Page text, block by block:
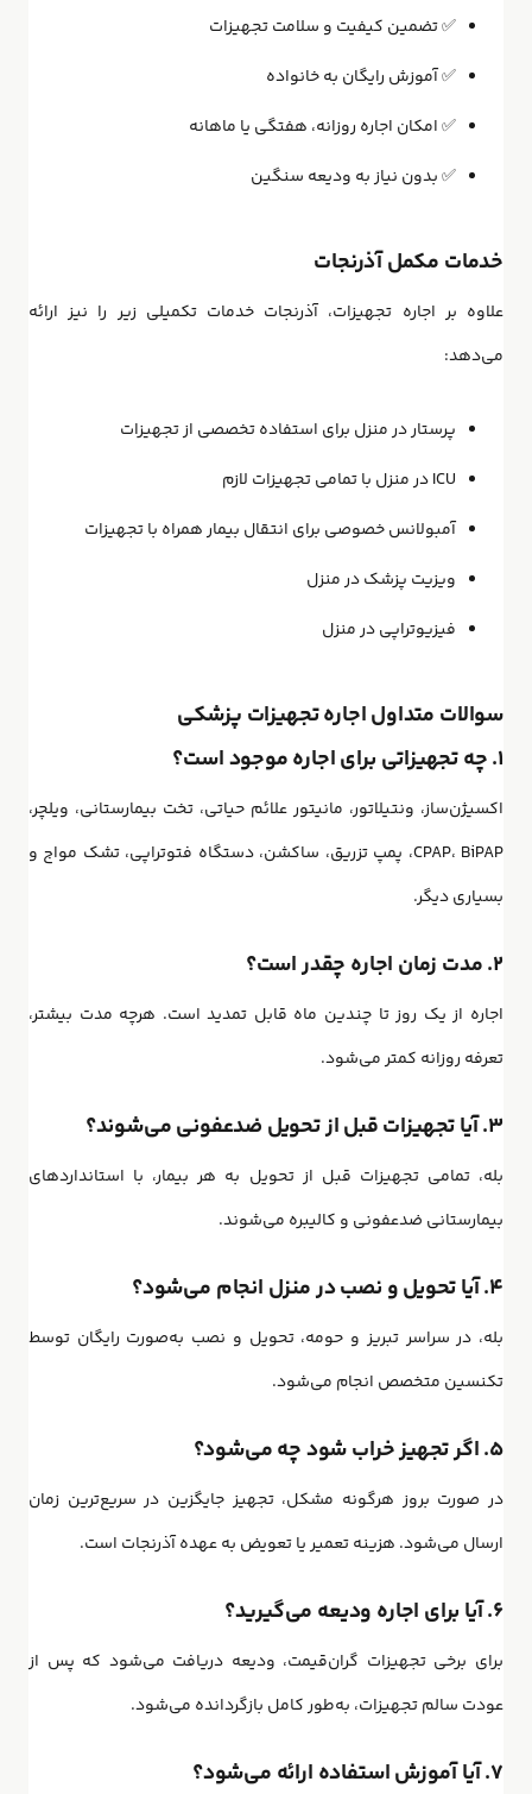
✅ تضمین کیفیت و سلامت تجهیزات
✅ آموزش رایگان به خانواده
✅ امکان اجاره روزانه، هفتگی یا ماهانه
✅ بدون نیاز به ودیعه سنگین
خدمات مکمل آذرنجات
علاوه بر اجاره تجهیزات، آذرنجات خدمات تکمیلی زیر را نیز ارائه
می‌دهد:
پرستار در منزل برای استفاده تخصصی از تجهیزات
ICU در منزل
با تمامی تجهیزات لازم
آمبولانس خصوصی برای انتقال بیمار همراه با تجهیزات
ویزیت پزشک در منزل
فیزیوتراپی در منزل
سوالات متداول اجاره تجهیزات پزشکی
۱. چه تجهیزاتی برای اجاره موجود است؟
اکسیژن‌ساز، ونتیلاتور، مانیتور علائم حیاتی، تخت بیمارستانی، ویلچر،
CPAP، BiPAP، پمپ تزریق، ساکشن، دستگاه فتوتراپی، تشک مواج و
بسیاری دیگر.
۲. مدت زمان اجاره چقدر است؟
اجاره از یک روز تا چندین ماه قابل تمدید است. هرچه مدت بیشتر،
تعرفه روزانه کمتر می‌شود.
۳. آیا تجهیزات قبل از تحویل ضدعفونی می‌شوند؟
بله، تمامی تجهیزات قبل از تحویل به هر بیمار، با استانداردهای
بیمارستانی ضدعفونی و کالیبره می‌شوند.
۴. آیا تحویل و نصب در منزل انجام می‌شود؟
بله، در سراسر تبریز و حومه، تحویل و نصب به‌صورت رایگان توسط
تکنسین متخصص انجام می‌شود.
۵. اگر تجهیز خراب شود چه می‌شود؟
در صورت بروز هرگونه مشکل، تجهیز جایگزین در سریع‌ترین زمان
ارسال می‌شود. هزینه تعمیر یا تعویض به عهده آذرنجات است.
۶. آیا برای اجاره ودیعه می‌گیرید؟
برای برخی تجهیزات گران‌قیمت، ودیعه دریافت می‌شود که پس از
عودت سالم تجهیزات، به‌طور کامل بازگردانده می‌شود.
۷. آیا آموزش استفاده ارائه می‌شود؟